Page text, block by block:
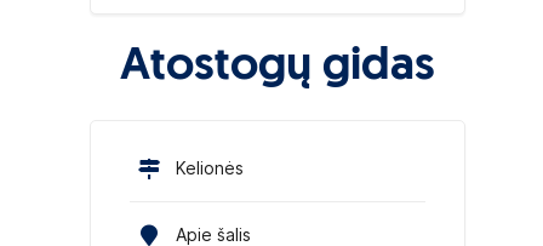
Atostogų gidas
Kelionės
Apie šalis